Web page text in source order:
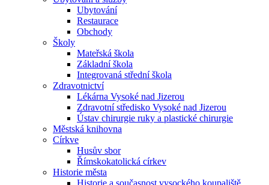
Ubytování
Restaurace
Obchody
Školy
Mateřská škola
Základní škola
Integrovaná střední škola
Zdravotnictví
Lékárna Vysoké nad Jizerou
Zdravotní středisko Vysoké nad Jizerou
Ústav chirurgie ruky a plastické chirurgie
Městská knihovna
Církve
Husův sbor
Římskokatolická církev
Historie města
Historie a současnost vysockého koupaliště